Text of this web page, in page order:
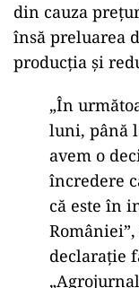
Azomureș,
chimice
Mureș, are
60% din
Activitatea sa
din cauza